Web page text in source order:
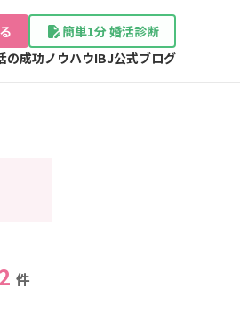
簡単1分 婚活診断
の成功ノウハウIBJ公式ブログ
2 件